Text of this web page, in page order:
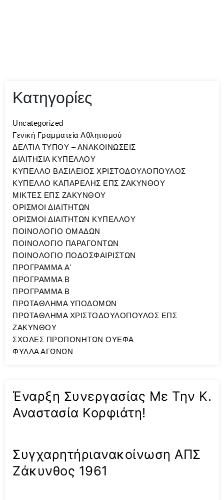
Κατηγορίες
Uncategorized
Γενική Γραμματεία Αθλητισμού
ΔΕΛΤΙΑ ΤΥΠΟΥ – ΑΝΑΚΟΙΝΩΣΕΙΣ
ΔΙΑΙΤΗΣΙΑ ΚΥΠΕΛΛΟΥ
ΚΥΠΕΛΛΟ ΒΑΣΙΛΕΙΟΣ ΧΡΙΣΤΟΔΟΥΛΟΠΟΥΛΟΣ
ΚΥΠΕΛΛΟ ΚΑΠΑΡΕΛΗΣ ΕΠΣ ΖΑΚΥΝΘΟΥ
ΜΙΚΤΕΣ ΕΠΣ ΖΑΚΥΝΘΟΥ
ΟΡΙΣΜΟΙ ΔΙΑΙΤΗΤΩΝ
ΟΡΙΣΜΟΙ ΔΙΑΙΤΗΤΩΝ ΚΥΠΕΛΛΟΥ
ΠΟΙΝΟΛΟΓΙΟ ΟΜΑΔΩΝ
ΠΟΙΝΟΛΟΓΙΟ ΠΑΡΑΓΟΝΤΩΝ
ΠΟΙΝΟΛΟΓΙΟ ΠΟΔΟΣΦΑΙΡΙΣΤΩΝ
ΠΡΟΓΡΑΜΜΑ A'
ΠΡΟΓΡΑΜΜΑ Β
ΠΡΟΓΡΑΜΜΑ Β
ΠΡΩΤΑΘΛΗΜΑ ΥΠΟΔΟΜΩΝ
ΠΡΩΤΑΘΛΗΜΑ ΧΡΙΣΤΟΔΟΥΛΟΠΟΥΛΟΣ ΕΠΣ
ΖΑΚΥΝΘΟΥ
ΣΧΟΛΕΣ ΠΡΟΠΟΝΗΤΩΝ ΟΥΕΦΑ
ΦΥΛΛΑ ΑΓΩΝΩΝ
Έναρξη Συνεργασίας Με Την Κ.
Αναστασία Κορφιάτη!
Συγχαρητήριανακοίνωση ΑΠΣ
Ζάκυνθος 1961